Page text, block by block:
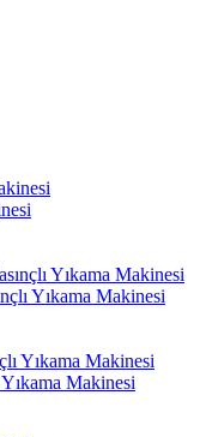
Yıkama Makinesi
Makinesi